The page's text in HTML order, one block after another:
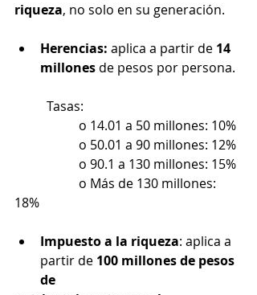
riqueza, no solo en su generación.
Herencias: aplica a partir de 14
millones de pesos por persona.
	Tasas:
		o 14.01 a 50 millones: 10%
		o 50.01 a 90 millones: 12%
		o 90.1 a 130 millones: 15%
18%
Impuesto a la riqueza: aplica a
partir de 100 millones de pesos
de